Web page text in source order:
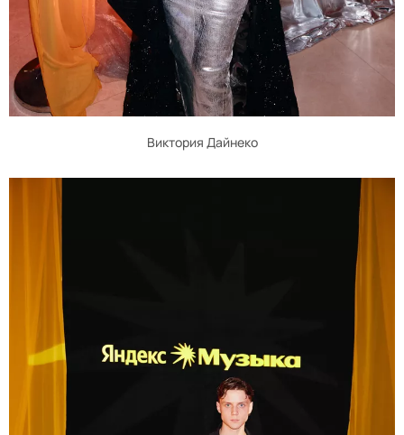
Виктория Дайнеко